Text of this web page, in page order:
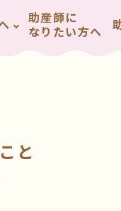
助産師に
なりたい方へ
と